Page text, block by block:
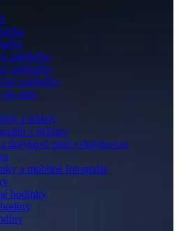
nabíjačky
nabíjačky
nabíjačky
auta
a tablety
a držiaky
dotykové perá s dotykovou
a mobilné fotografie
hodinky